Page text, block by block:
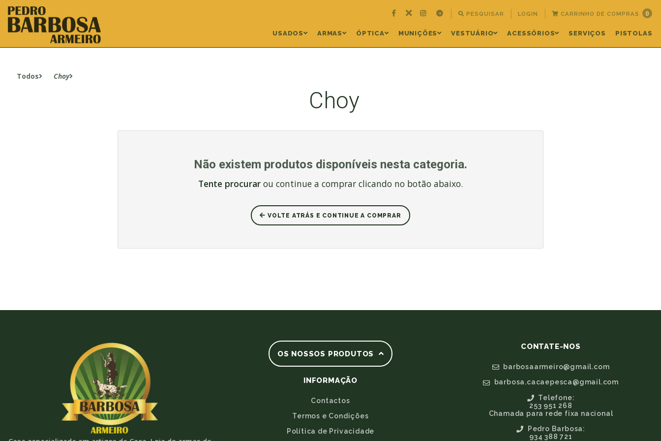
PESQUISAR LOGIN CARRINHO DE COMPRAS 0
USADOS ARMAS ÓPTICA MUNIÇÕES VESTUÁRIO ACESSÓRIOS SERVIÇOS PISTOLAS
Todos Choy
Choy
Não existem produtos disponíveis nesta categoria.
Tente procurar ou continue a comprar clicando no botão abaixo.
VOLTE ATRÁS E CONTINUE A COMPRAR
OS NOSSOS PRODUTOS
INFORMAÇÃO
Contactos
Termos e Condições
Política de Privacidade
CONTATE-NOS
barbosaarmeiro@gmail.com
barbosa.cacaepesca@gmail.com
Telefone:
253 951 268
Chamada para rede fixa nacional
Pedro Barbosa:
934 388 721